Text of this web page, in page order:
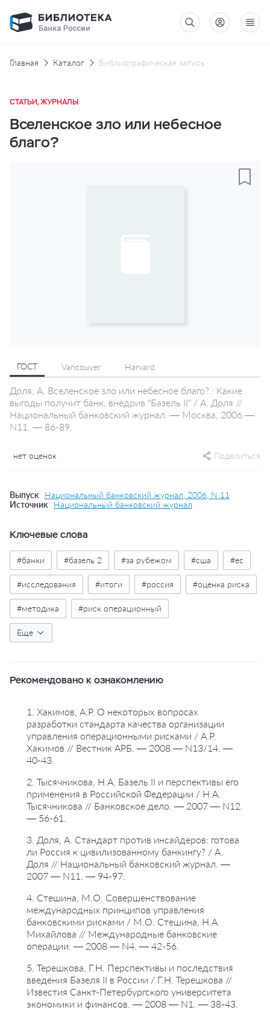
Главная Каталог Библиографическая запись
СТАТЬИ, ЖУРНАЛЫ
Вселенское зло или небесное
благо?
ГОСТ Vancouver Harvard
Доля, А. Вселенское зло или небесное благо? : Какие
выгоды получит банк, внедрив "Базель II" / А. Доля //
Национальный банковский журнал. — Москва, 2006 —
N11. — 86-89.
нет оценок Поделиться
Выпуск
Национальный банковский журнал, 2006, N 11
Источник
Национальный банковский журнал
Ключевые слова
#банки #базель 2 #за рубежом #сша #ес
#исследования #итоги #россия #оценка риска
#методика #риск операционный
#управление рисками
#информационная безопасность
Еще
Рекомендовано к ознакомлению
1. Хакимов, А.Р. О некоторых вопросах
разработки стандарта качества организации
управления операционными рисками / А.Р.
Хакимов // Вестник АРБ. — 2008 — N13/14. —
40-43.
2. Тысячникова, Н.А. Базель II и перспективы его
применения в Российской Федерации / Н.А.
Тысячникова // Банковское дело. — 2007 — N12.
— 56-61.
3. Доля, А. Стандарт против инсайдеров: готова
ли Россия к цивилизованному банкингу? / А.
Доля // Национальный банковский журнал. —
2007 — N11. — 94-97.
4. Стешина, М.О. Совершенствование
международных принципов управления
банковскими рисками / М.О. Стешина, Н.А.
Михайлова // Международные банковские
операции. — 2008 — N4. — 42-56.
5. Терешкова, Г.Н. Перспективы и последствия
введения Базеля II в России / Г.Н. Терешкова //
Известия Санкт-Петербургского университета
экономики и финансов. — 2008 — N1. — 38-43.